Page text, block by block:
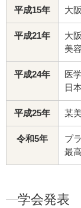
疲労回
平成15年 大
平成21年
大
美
平成24年
医
日
平成25年 某
令和5年
プ
最
学会発表